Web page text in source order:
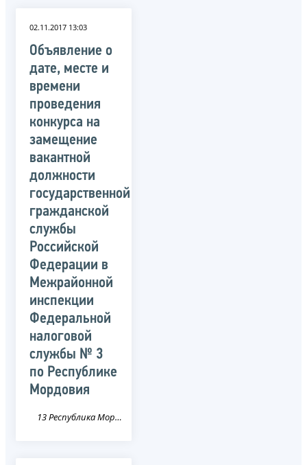
02.11.2017 13:03
Объявление о
дате, месте и
времени
проведения
конкурса на
замещение
вакантной
должности
государственной
гражданской
службы
Российской
Федерации в
Межрайонной
инспекции
Федеральной
налоговой
службы № 3
по Республике
Мордовия
13 Республика Мордовия